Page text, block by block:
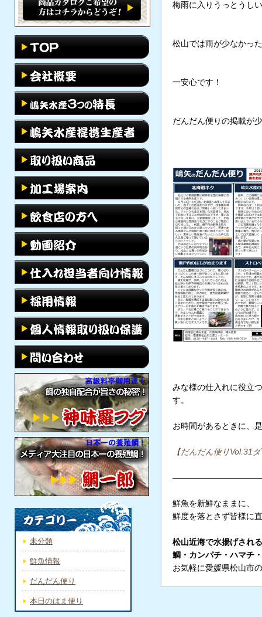
梅雨に入りうっとうし
松山では雨が少なかっ
一安心です！
だんだん便りの掲載が
みな様の仕入れに役立
す。
お時間があるときに、
【だんだん便りVol.31
鮮魚を新鮮なままに、
鮮度を落とさず皆様に
松山近海で水揚げされ
鯛・カンパチ・ハマチ
お気軽に愛媛県松山市
未分類
鮮魚情報
だんだん便り
本日のはま便り